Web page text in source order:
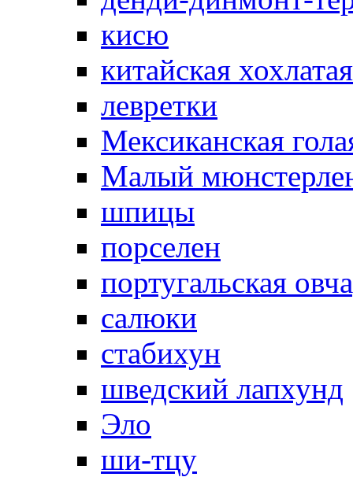
кисю
китайская
левретки
Мексиканская
Малый
шпицы
порселен
португальская
салюки
стабихун
шведский лапхунд
Эло
ши-тцу